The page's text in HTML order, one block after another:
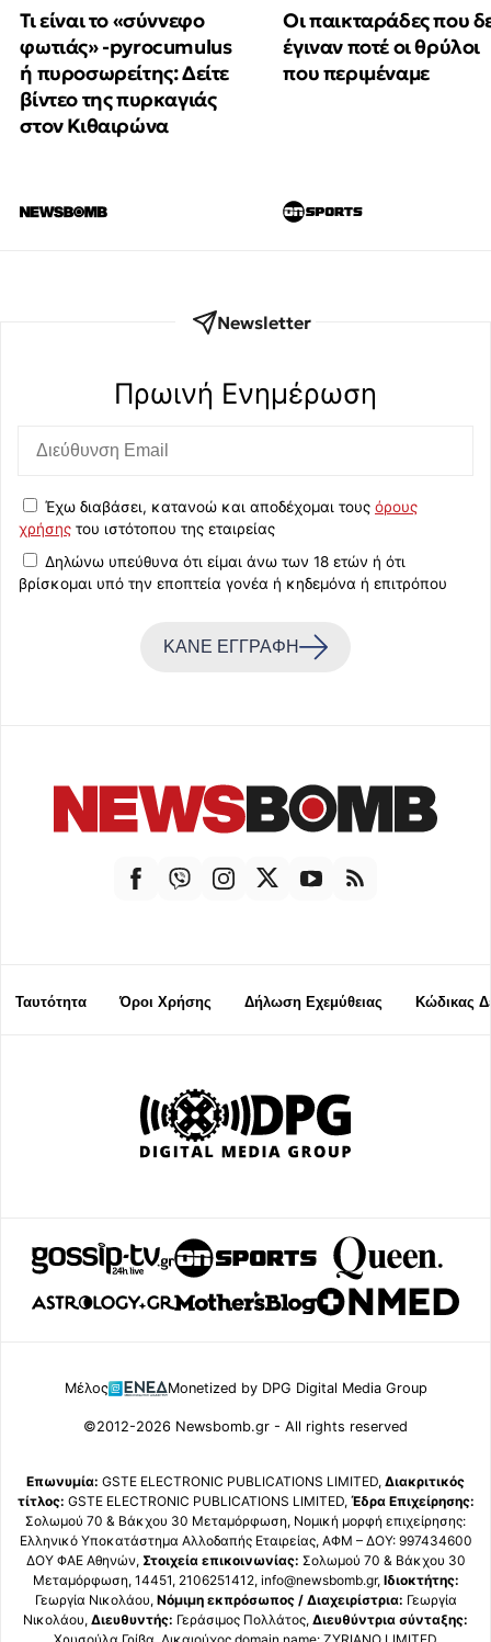
Τι είναι το «σύννεφο
φωτιάς» -pyrocumulus
ή πυροσωρείτης: Δείτε
βίντεο της πυρκαγιάς
στον Κιθαιρώνα
Οι παικταράδες που
έγιναν ποτέ οι θρύλοι
που περιμέναμε
Newsletter
Πρωινή Eνημέρωση
Έχω διαβάσει, κατανοώ και αποδέχομαι τους όρους
χρήσης του ιστότοπου της εταιρείας
Δηλώνω υπεύθυνα ότι είμαι άνω των 18 ετών ή ότι
βρίσκομαι υπό την εποπτεία γονέα ή κηδεμόνα ή επιτρόπου
ΚΑΝΕ ΕΓΓΡΑΦΗ
Ταυτότητα Όροι Χρήσης Δήλωση Εχεμύθειας Κώδικας
Μέλος Monetized by DPG Digital Media Group
©2012-2026 Newsbomb.gr - All rights reserved
Επωνυμία: GSTE ELECTRONIC PUBLICATIONS LIMITED, Διακριτικός
τίτλος: GSTE ELECTRONIC PUBLICATIONS LIMITED, Έδρα Επιχείρησης:
Σολωμού 70 & Βάκχου 30 Μεταμόρφωση, Νομική μορφή επιχείρησης:
Ελληνικό Υποκατάστημα Αλλοδαπής Εταιρείας, ΑΦΜ – ΔΟΥ: 997434600
ΔΟΥ ΦΑΕ Αθηνών, Στοιχεία επικοινωνίας: Σολωμού 70 & Βάκχου 30
Μεταμόρφωση, 14451, 2106251412, info@newsbomb.gr, Ιδιοκτήτης:
Γεωργία Νικολάου, Νόμιμη εκπρόσωπος / Διαχειρίστρια: Γεωργία
Νικολάου, Διευθυντής: Γεράσιμος Πολλάτος, Διευθύντρια σύνταξης: